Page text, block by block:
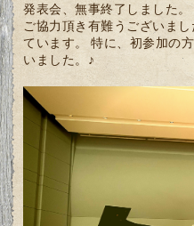
発表会、無事終了しました
ご協力頂き有難うございま
ています。 特に、初参加の
いました。♪